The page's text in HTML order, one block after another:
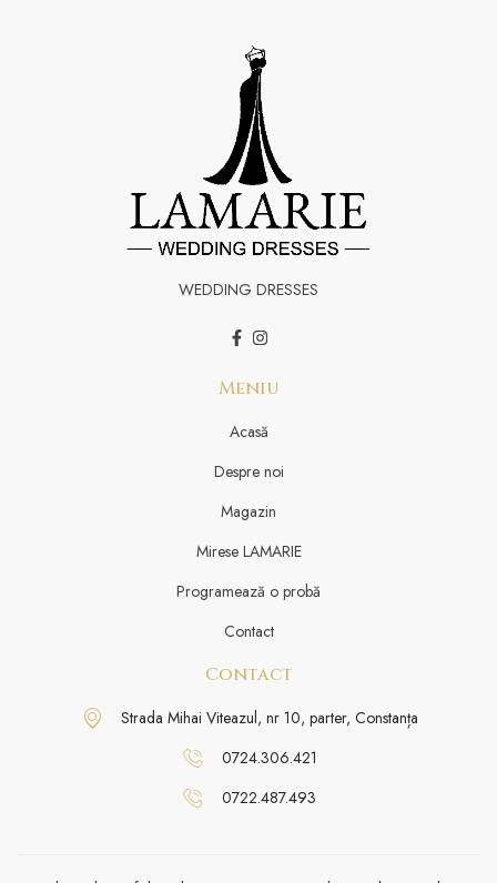
WEDDING DRESSES
Meniu
Acasă
Despre noi
Magazin
Mirese LAMARIE
Programează o probă
Contact
Contact
Strada Mihai Viteazul, nr 10, parter, Constanța
0724.306.421
0722.487.493